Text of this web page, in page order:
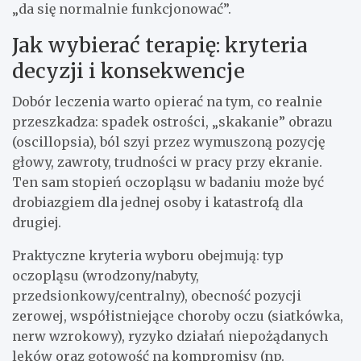
„da się normalnie funkcjonować”.
Jak wybierać terapię: kryteria
decyzji i konsekwencje
Dobór leczenia warto opierać na tym, co realnie
przeszkadza: spadek ostrości, „skakanie” obrazu
(oscillopsia), ból szyi przez wymuszoną pozycję
głowy, zawroty, trudności w pracy przy ekranie.
Ten sam stopień oczopląsu w badaniu może być
drobiazgiem dla jednej osoby i katastrofą dla
drugiej.
Praktyczne kryteria wyboru obejmują: typ
oczopląsu (wrodzony/nabyty,
przedsionkowy/centralny), obecność pozycji
zerowej, współistniejące choroby oczu (siatkówka,
nerw wzrokowy), ryzyko działań niepożądanych
leków oraz gotowość na kompromisy (np.